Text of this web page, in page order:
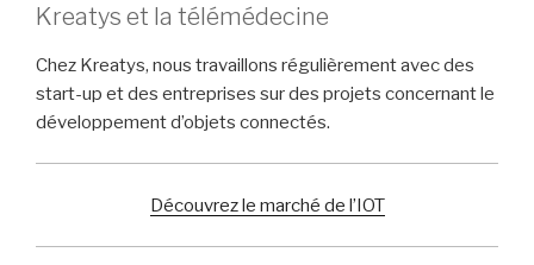
Kreatys et la télémédecine
Chez Kreatys, nous travaillons régulièrement avec des
start-up et des entreprises sur des projets concernant le
développement d’objets connectés.
Découvrez le marché de l’IOT